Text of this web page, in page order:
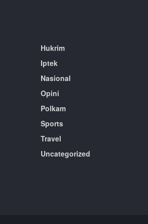
Hukrim
Iptek
Nasional
Opini
Polkam
Sports
Travel
Uncategorized